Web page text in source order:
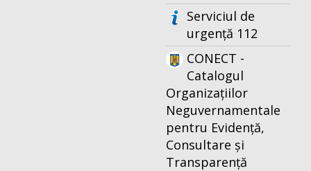
Serviciul de
urgență 112
CONECT -
Catalogul
Organizațiilor
Neguvernamentale
pentru Evidență,
Consultare și
Transparență